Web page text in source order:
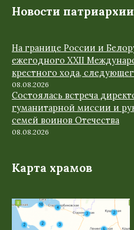
Новости патриархии
На границе России и
ежегодного XXII
крестного хода,
08.08.2026
Состоялась встреча
гуманитарной миссии и
семей воинов Отечества
08.08.2026
Карта храмов